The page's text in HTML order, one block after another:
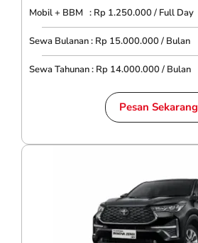
Mobil + BBM : Rp 1.250.000 / Full Day
Sewa Bulanan : Rp 15.000.000 / Bulan
Sewa Tahunan : Rp 14.000.000 / Bulan
Pesan Sekarang